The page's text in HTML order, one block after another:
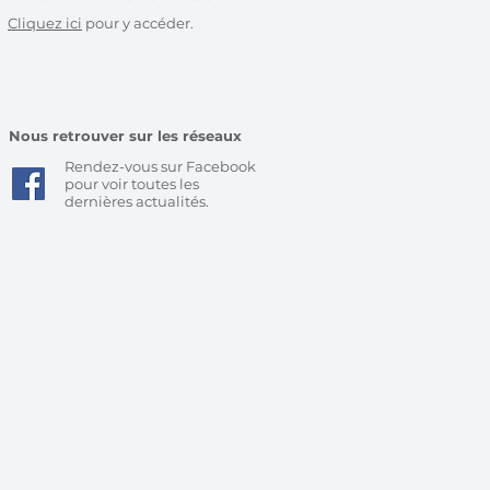
Cliquez ici pour y accéder.
Nous retrouver sur les réseaux
Rendez-vous sur Facebook
pour voir toutes les
dernières actualités.